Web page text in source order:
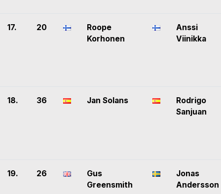
17. 20
Roope
Korhonen
Anssi
Viinikka
18. 36 Jan Solans
Rodrigo
Sanjuan
19. 26
Gus
Greensmith
Jonas
Andersson